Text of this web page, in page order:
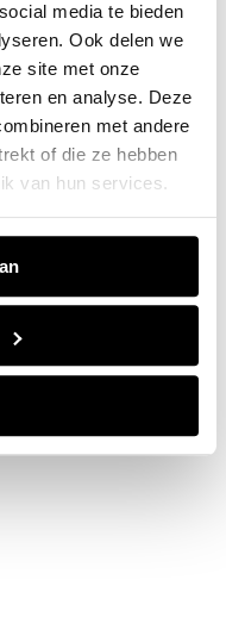
media te bieden
Ook delen we
site met onze
en analyse. Deze
met andere
of die ze hebben
van hun services.
has occurred while
consolefor more